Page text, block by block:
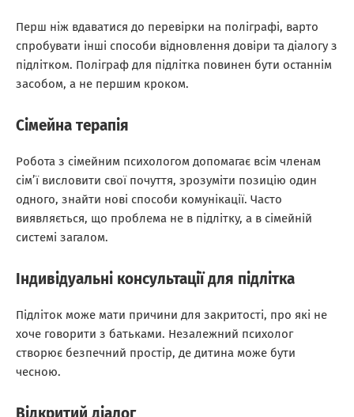
Перш ніж вдаватися до перевірки на поліграфі, варто
спробувати інші способи відновлення довіри та діалогу з
підлітком. Поліграф для підлітка повинен бути останнім
засобом, а не першим кроком.
Сімейна терапія
Робота з сімейним психологом допомагає всім членам
сім’ї висловити свої почуття, зрозуміти позицію один
одного, знайти нові способи комунікації. Часто
виявляється, що проблема не в підлітку, а в сімейній
системі загалом.
Індивідуальні консультації для підлітка
Підліток може мати причини для закритості, про які не
хоче говорити з батьками. Незалежний психолог
створює безпечний простір, де дитина може бути
чесною.